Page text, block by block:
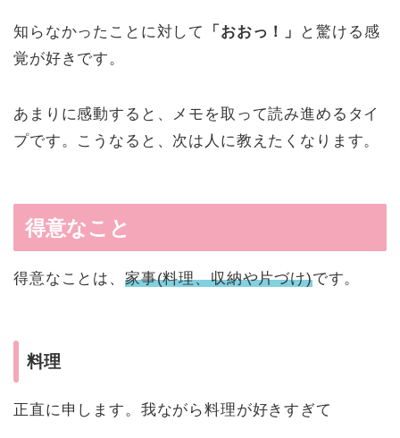
知らなかったことに対して 「おおっ！」
と驚ける感
覚が好きです。
あまりに感動すると、メモを取って読み進めるタイ
プです。こうなると、次は人に教えたくなります。
得意なこと
得意なことは、 家事(料理、収納や片づけ)です。
料理
正直に申します。我ながら料理が好きすぎて